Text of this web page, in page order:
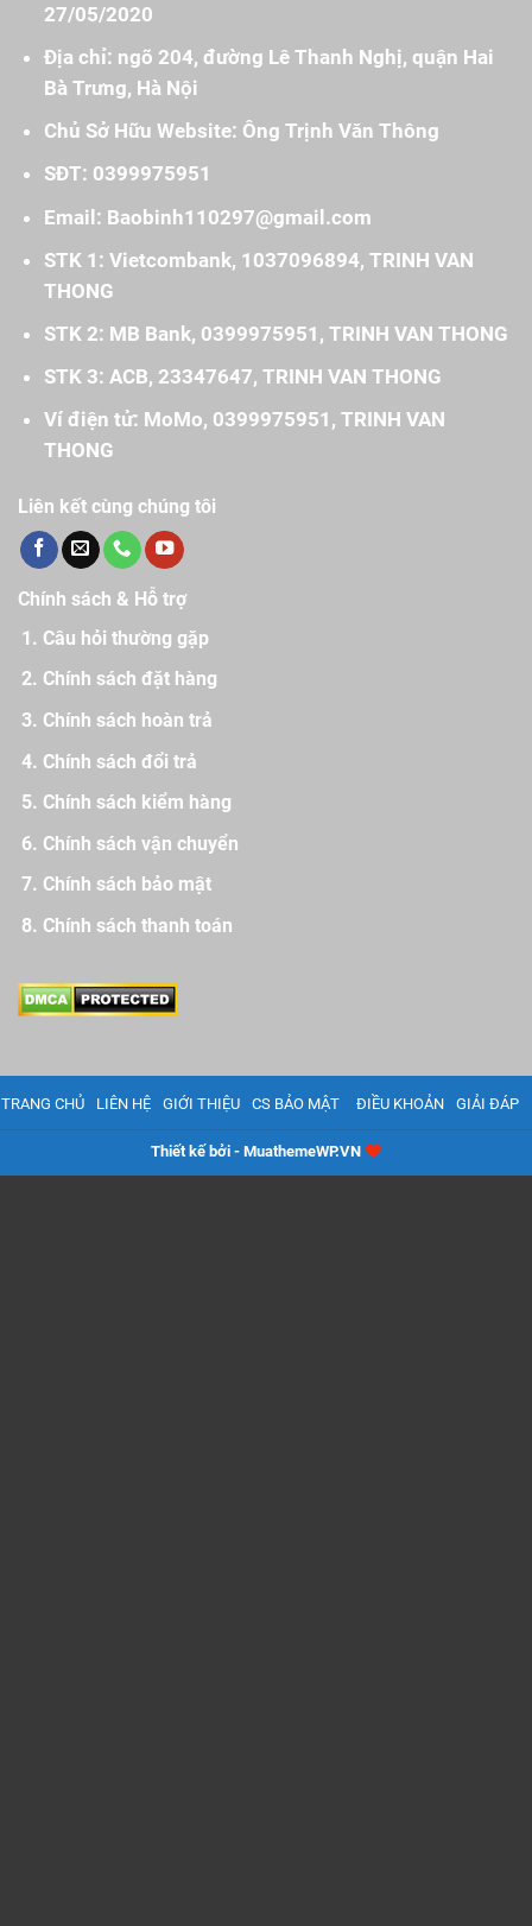
27/05/2020
Địa chỉ: ngõ 204, đường Lê Thanh Nghị, quận Hai
Bà Trưng, Hà Nội
Chủ Sở Hữu Website: Ông Trịnh Văn Thông
SĐT: 0399975951
Email: Baobinh110297@gmail.com
STK 1: Vietcombank, 1037096894, TRINH VAN
THONG
STK 2: MB Bank, 0399975951, TRINH VAN THONG
STK 3: ACB, 23347647, TRINH VAN THONG
Ví điện tử: MoMo, 0399975951, TRINH VAN
THONG
Liên kết cùng chúng tôi
Chính sách & Hỗ trợ
Câu hỏi thường gặp
Chính sách đặt hàng
Chính sách hoàn trả
Chính sách đổi trả
Chính sách kiểm hàng
Chính sách vận chuyển
Chính sách bảo mật
Chính sách thanh toán
TRANG CHỦ LIÊN HỆ GIỚI THIỆU CS BẢO MẬT ĐIỀU KHOẢN GIẢI ĐÁP
Thiết kế bởi - MuathemeWP.VN